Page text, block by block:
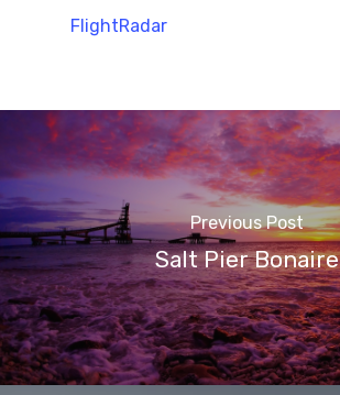
FlightRadar
Previous Post
Salt Pier Bonaire